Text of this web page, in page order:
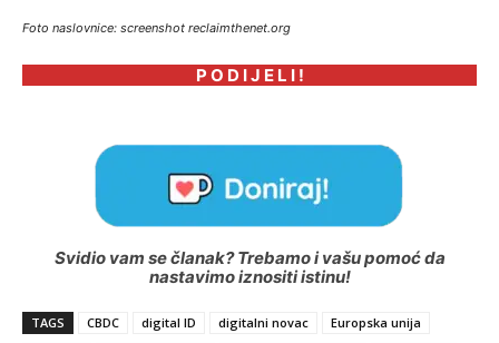
Foto naslovnice: screenshot reclaimthenet.org
P O D I J E L I !
Svidio vam se članak? Trebamo i vašu pomoć da
nastavimo iznositi istinu!
TAGS CBDC digital ID digitalni novac
Europska unija